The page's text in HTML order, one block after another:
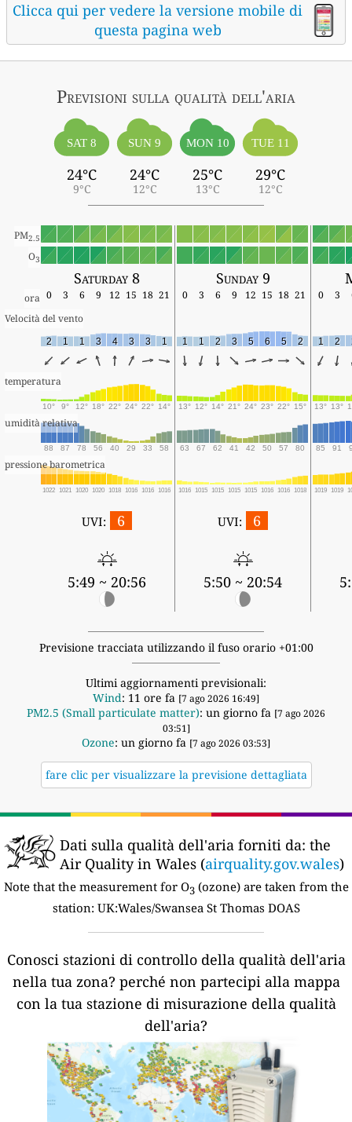
Clicca qui per vedere la versione mobile di
questa pagina web
Previsioni sulla qualità dell'aria
SAT 8
24°C
9°C
SUN 9
24°C
12°C
MON 10
25°C
13°C
TUE 11
29°C
12°C
PM2.5
O3
Saturday 8 Sunday 9
ora 0 3 6 9 12 15 18 21 0 3 6 9 12 15 18 21 0 3
Velocità del vento
2 1 1 3 4 3 3 1 1 1 2 3 5 6 5 2 1 2
temperatura
10° 9° 12° 18° 22° 24° 22° 14° 13° 12° 14° 21° 24° 23° 22° 15° 13° 13°
umidità relativa
88 87 78 56 40 29 33 58 63 67 62 41 42 50 57 80 85 91
pressione barometrica
1022 1021 1020 1020 1018 1016 1016 1016 1016 1015 1015 1015 1015 1016 1016 1018 1019 1019
UVI: 6
5:49 ~ 20:56
UVI: 6
5:50 ~ 20:54
Previsione tracciata utilizzando il fuso orario +01:00
Ultimi aggiornamenti previsionali:
Wind: 11 ore fa [7 ago 2026 16:49]
PM2.5 (Small particulate matter): un giorno fa [7 ago 2026
03:51]
Ozone: un giorno fa [7 ago 2026 03:53]
fare clic per visualizzare la previsione dettagliata
Dati sulla qualità dell'aria forniti da: the
Air Quality in Wales (airquality.gov.wales)
Note that the measurement for O3(ozone) are taken from the
station: UK:Wales/Swansea St Thomas DOAS
Conosci stazioni di controllo della qualità dell'aria
nella tua zona? perché non partecipi alla mappa
con la tua stazione di misurazione della qualità
dell'aria?